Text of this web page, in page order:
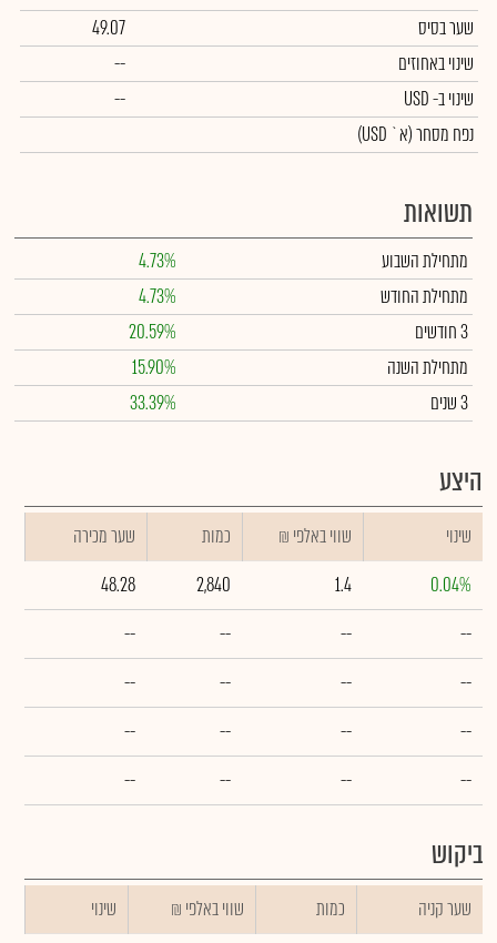
שער בסיס
49.07
שינוי באחוזים
--
שינויב- USD
--
נפח מסחר(א` USD)
תשואות
מתחילת השבוע
4.73%
מתחילת החודש
4.73%
3 חודשים
20.59%
מתחילת השנה
15.90%
3 שנים
33.39%
היצע
שינוי ₪ שווי באלפי כמות
שער מכירה
0.04%
1.4
2,840
48.28
--
--
--
--
--
--
--
--
--
--
--
--
--
--
--
--
ביקוש
שער קניה כמות ₪ שווי באלפי
שינוי